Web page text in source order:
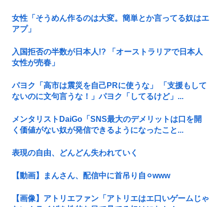
女性「そうめん作るのは大変。簡単とか言ってる奴はエ
アプ」
入国拒否の半数が日本人!? 「オーストラリアで日本人
女性が売春」
パヨク「高市は震災を自己PRに使うな」 「支援もして
ないのに文句言うな！」パヨク「してるけど」...
メンタリストDaiGo「SNS最大のデメリットは口を開
く価値がない奴が発信できるようになったこと...
表現の自由、どんどん失われていく
【動画】まんさん、配信中に首吊り自⚪︎www
【画像】アトリエファン「アトリエはエ口いゲームじゃ